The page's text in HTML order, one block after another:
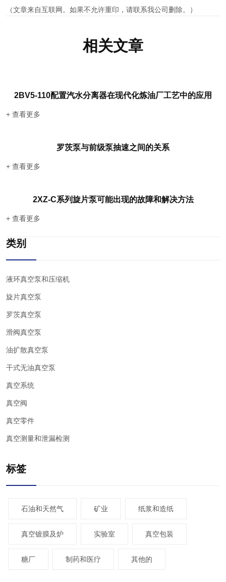
（文章来自互联网。如果不允许重印，请联系我公司删除。）
相关文章
2BV5-110配置汽水分离器在现代化炼油厂工艺中的应用
+ 查看更多
罗茨泵与前级泵抽速之间的关系
+ 查看更多
2XZ-C系列旋片泵可能出现的故障和解决方法
+ 查看更多
类别
液环真空泵和压缩机
旋片真空泵
罗茨真空泵
滑阀真空泵
油扩散真空泵
干式无油真空泵
真空系统
真空阀
真空零件
真空测量和泄漏检测
标签
石油和天然气 矿业 纸浆和造纸
真空镀膜及炉 实验室 真空包装
糖厂 制药和医疗 其他的